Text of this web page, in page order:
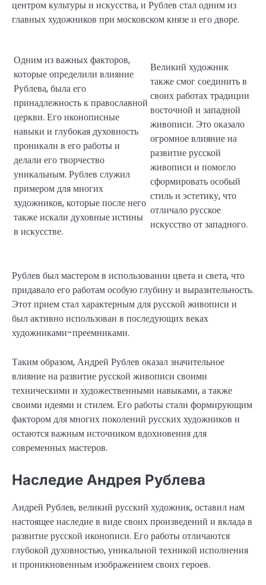
центром культуры и искусства, и Рублев стал одним из
главных художников при московском князе и его дворе.
Одним из важных факторов,
которые определили влияние
Рублева, была его
принадлежность к православной
церкви. Его иконописные
навыки и глубокая духовность
проникали в его работы и
делали его творчество
уникальным. Рублев служил
примером для многих
художников, которые после него
также искали духовные истины
в искусстве.
Великий художник
также смог соединить в
своих работах традиции
восточной и западной
живописи. Это оказало
огромное влияние на
развитие русской
живописи и помогло
сформировать особый
стиль и эстетику, что
отличало русское
искусство от западного.
Рублев был мастером в использовании цвета и света, что
придавало его работам особую глубину и выразительность.
Этот прием стал характерным для русской живописи и
был активно использован в последующих веках
художниками-преемниками.
Таким образом, Андрей Рублев оказал значительное
влияние на развитие русской живописи своими
техническими и художественными навыками, а также
своими идеями и стилем. Его работы стали формирующим
фактором для многих поколений русских художников и
остаются важным источником вдохновения для
современных мастеров.
Наследие Андрея Рублева
Андрей Рублев, великий русский художник, оставил нам
настоящее наследие в виде своих произведений и вклада в
развитие русской иконописи. Его работы отличаются
глубокой духовностью, уникальной техникой исполнения
и проникновенным изображением своих героев.